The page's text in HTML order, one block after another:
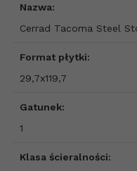
Nazwa:
Cerrad Tacoma Steel
Format płytki:
29,7x119,7
Gatunek:
1
Klasa ścieralności: